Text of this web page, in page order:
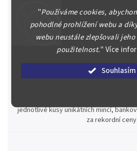
"Používáme cookies,
pohodlné prohlížení webu a
webu neustále zlepšovali
použitelnost." Více
Souhlasím
Náš kolektiv specialistů a znalců se
Posoudíme kvalitu a pravost Vašeho
aukci nebo Vám poradíme
Jsme zde pro Vás
jednotlivé kusy unikátních mincí,
za rekordní ceny.